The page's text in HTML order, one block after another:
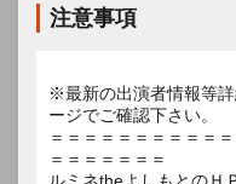
注意事項
※最新の出演者情報等
ージでご確認下さい。
＝＝＝＝＝＝＝＝＝＝
＝＝＝＝＝＝＝